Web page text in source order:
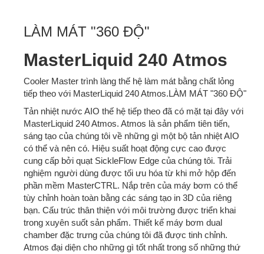
LÀM MÁT "360 ĐỘ"
MasterLiquid 240 Atmos
Cooler Master trình làng thế hệ làm mát bằng chất lỏng
tiếp theo với MasterLiquid 240 Atmos.LÀM MÁT "360 ĐỘ"
Tản nhiệt nước AIO thế hệ tiếp theo đã có mặt tại đây với
MasterLiquid 240 Atmos. Atmos là sản phẩm tiên tiến,
sáng tạo của chúng tôi về những gì một bộ tản nhiệt AIO
có thể và nên có. Hiệu suất hoạt động cực cao được
cung cấp bởi quạt SickleFlow Edge của chúng tôi. Trải
nghiệm người dùng được tối ưu hóa từ khi mở hộp đến
phần mềm MasterCTRL. Nắp trên của máy bơm có thể
tùy chỉnh hoàn toàn bằng các sáng tạo in 3D của riêng
bạn. Cấu trúc thân thiện với môi trường được triển khai
trong xuyên suốt sản phẩm. Thiết kế máy bơm dual
chamber đặc trưng của chúng tôi đã được tinh chỉnh.
Atmos đại diện cho những gì tốt nhất trong số những thứ